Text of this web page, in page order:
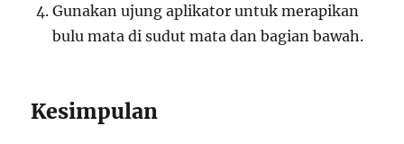
Gunakan ujung aplikator untuk merapikan
bulu mata di sudut mata dan bagian bawah.
Kesimpulan